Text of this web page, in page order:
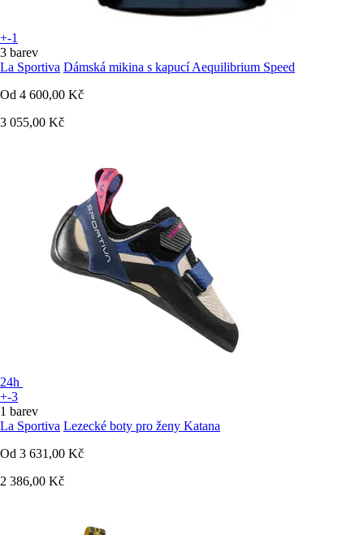
+-1
3 barev
La Sportiva Dámská mikina s kapucí Aequilibrium Speed
Od 4 600,00 Kč
3 055,00 Kč
24h
+-3
1 barev
La Sportiva Lezecké boty pro ženy Katana
Od 3 631,00 Kč
2 386,00 Kč